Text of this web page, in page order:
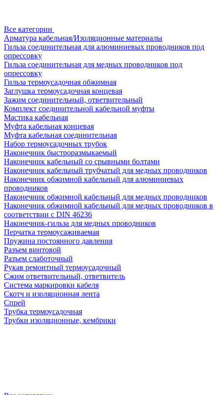
Все категории
Арматура кабельная/Изоляционные материалы
Гильза соединительная для алюминиевых проводников под
опрессовку
Гильза соединительная для медных проводников под
опрессовку
Гильза термоусадочная обжимная
Заглушка термоусадочная концевая
Зажим соединительный, ответвительный
Комплект соединительной кабельной муфты
Мастика кабельная
Муфта кабельная концевая
Муфта кабельная соединительная
Набор термоусадочных трубок
Наконечник быстроразмыкаемый
Наконечник кабельный со срывными болтами
Наконечник кабельный трубчатый для медных проводников
Наконечник обжимной кабельный для алюминиевых
проводников
Наконечник обжимной кабельный для медных проводников
Наконечник обжимной кабельный для медных проводников в
соответствии с DIN 46236
Наконечник-гильза для медных проводников
Перчатка термоусаживаемая
Пружина постоянного давления
Разъем винтовой
Разъем слаботочный
Рукав ремонтный термоусадочный
Сжим ответвительный, ответвитель
Система маркировки кабеля
Скотч и изоляционная лента
Спрей
Трубка термоусадочная
Трубки изоляционные, кембрики